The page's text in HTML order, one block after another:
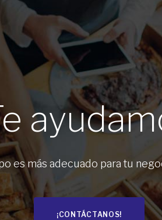
es más adecuado para tu
¡CONTÁCTANOS!